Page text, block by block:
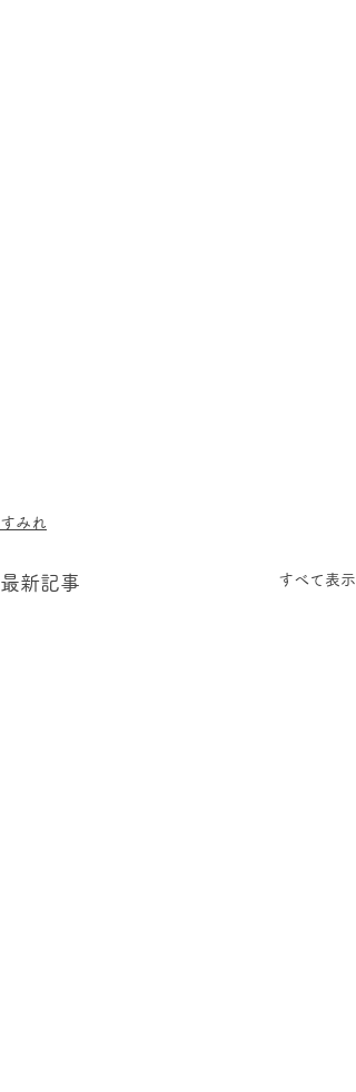
すみれ
最新記事 すべて表示